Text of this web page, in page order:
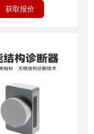
获取报价